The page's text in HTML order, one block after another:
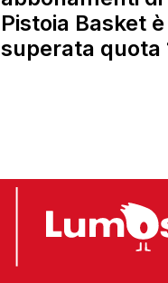
Pistoia Basket
superata quota